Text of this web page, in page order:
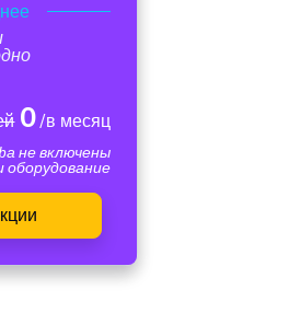
0/в месяц
не включены
оборудование